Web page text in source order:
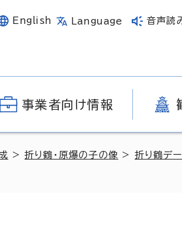
English Language 音声読
事業者向け情報
>折り鶴・原爆の子の像 > 折り鶴デ